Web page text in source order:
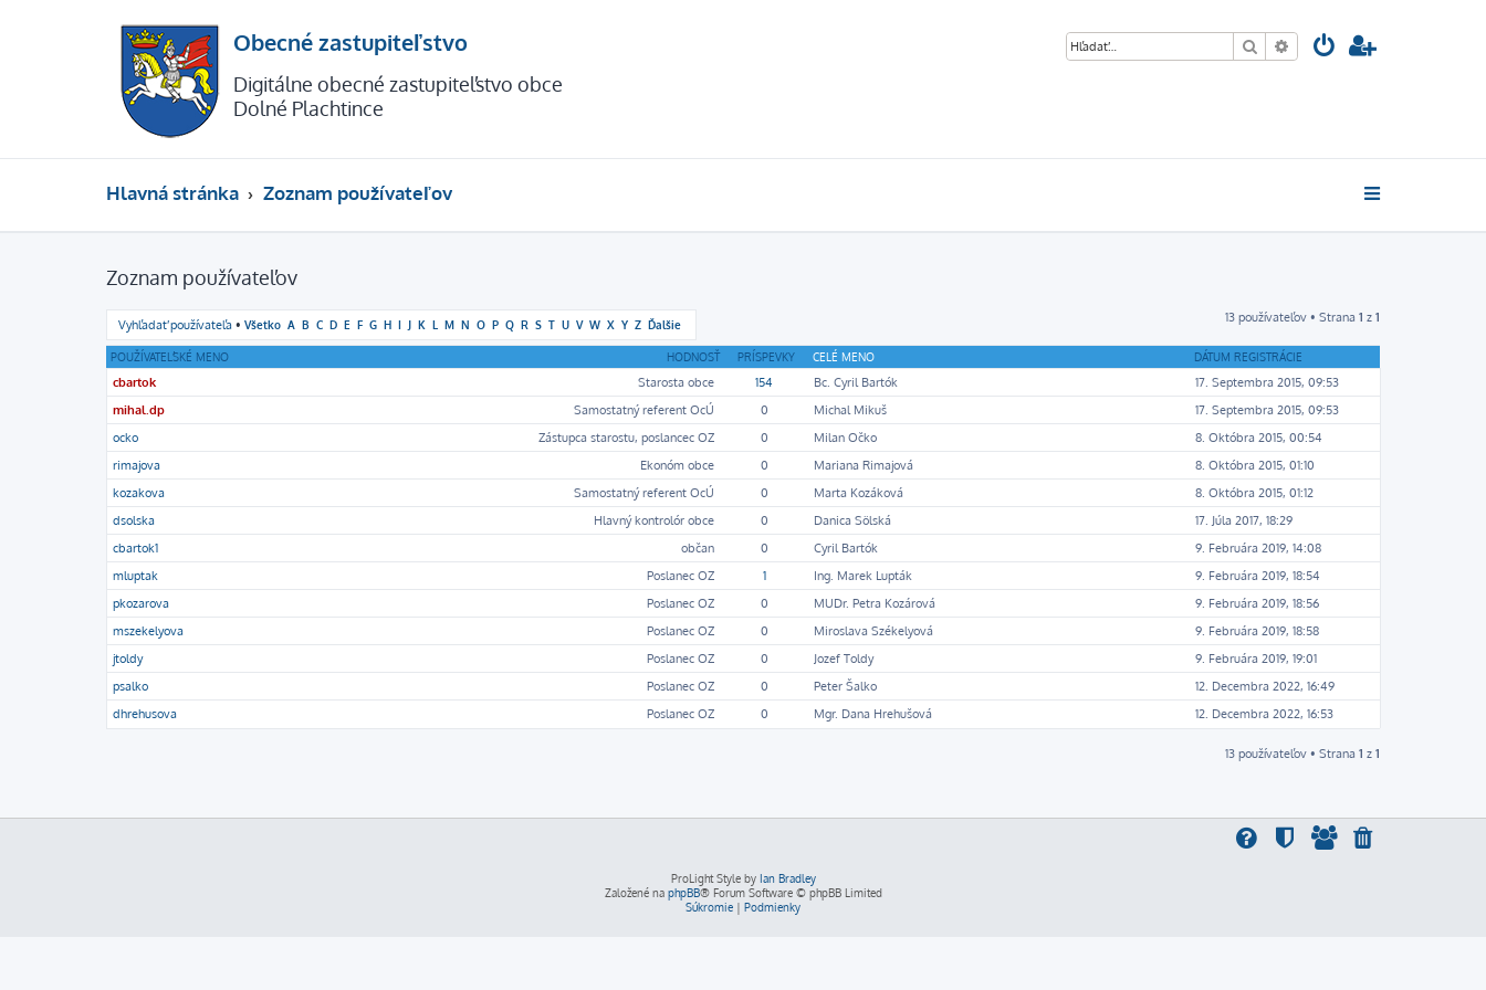
Obecné zastupiteľstvo
Digitálne obecné zastupiteľstvo obce
Dolné Plachtince
Hľadať Rozšírené vyhľadávanie
Hlavná stránka Zoznam používateľov
Zoznam používateľov
Vyhľadať používateľa • Všetko A B C D E F G H I J K L M N O P Q R S T U V W X Y Z Ďalšie 13 používateľov • Strana 1 z 1
HODNOSŤ
POUŽÍVATEĽSKÉ MENO PRÍSPEVKY CELÉ MENO DÁTUM REGISTRÁCIE
Starosta obce
cbartok 154 Bc. Cyril Bartók
17. Septembra 2015, 09:53
Samostatný referent OcÚ
mihal.dp 0 Michal Mikuš
17. Septembra 2015, 09:53
Zástupca starostu, poslancec OZ
ocko 0 Milan Očko
8. Októbra 2015, 00:54
Ekonóm obce
rimajova 0 Mariana Rimajová
8. Októbra 2015, 01:10
Samostatný referent OcÚ
kozakova 0 Marta Kozáková
8. Októbra 2015, 01:12
Hlavný kontrolór obce
dsolska 0 Danica Sölská
17. Júla 2017, 18:29
občan
cbartok1 0 Cyril Bartók
9. Februára 2019, 14:08
Poslanec OZ
mluptak 1 Ing. Marek Lupták
9. Februára 2019, 18:54
Poslanec OZ
pkozarova 0 MUDr. Petra Kozárová
9. Februára 2019, 18:56
Poslanec OZ
mszekelyova 0 Miroslava Székelyová
9. Februára 2019, 18:58
Poslanec OZ
jtoldy 0 Jozef Toldy
9. Februára 2019, 19:01
Poslanec OZ
psalko 0 Peter Šalko
12. Decembra 2022, 16:49
Poslanec OZ
dhrehusova 0 Mgr. Dana Hrehušová 12. Decembra 2022, 16:53
13 používateľov • Strana 1 z 1
ProLight Style by Ian Bradley
Založené na phpBB® Forum Software © phpBB Limited
Súkromie
Podmienky